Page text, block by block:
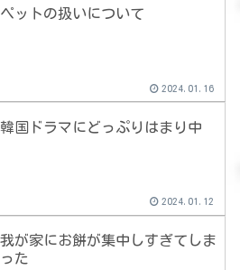
ペットの扱いについて
2024.01.16
韓国ドラマにどっぷりはまり中
2024.01.12
我が家にお餅が集中しすぎてしま
った